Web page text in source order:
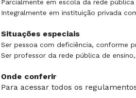
Parcialmente em escola da rede
Integralmente em instituição privada
Situações especiais
Ser pessoa com deficiência, conforme
Ser professor da rede pública de
Onde conferir
Para acessar todos os